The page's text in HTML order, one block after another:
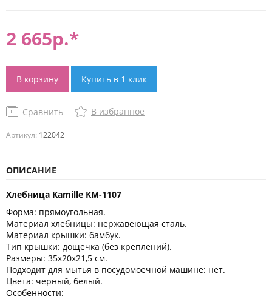
2 665р.*
В корзину Купить в 1 клик
Сравнить В избранное
Артикул: 122042
ОПИСАНИЕ
Хлебница Kamille KM-1107
Форма: прямоугольная.
Материал хлебницы: нержавеющая сталь.
Материал крышки: бамбук.
Тип крышки: дощечка (без креплений).
Размеры: 35х20х21,5 см.
Подходит для мытья в посудомоечной машине: нет.
Цвета: черный, белый.
Особенности: